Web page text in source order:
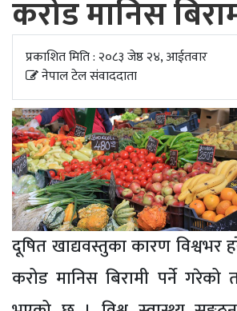
अपडेट
खेलकुद
स्वास्थ्य/
जिबनशैली
करोड मानिस
प्रकाशित मिति : २०८३ जेष्ठ २४, आईतवार
नेपाल टेल संवाददाता
दूषित खाद्यवस्तुका कारण विश्वभर
करोड मानिस बिरामी पर्ने गरेको